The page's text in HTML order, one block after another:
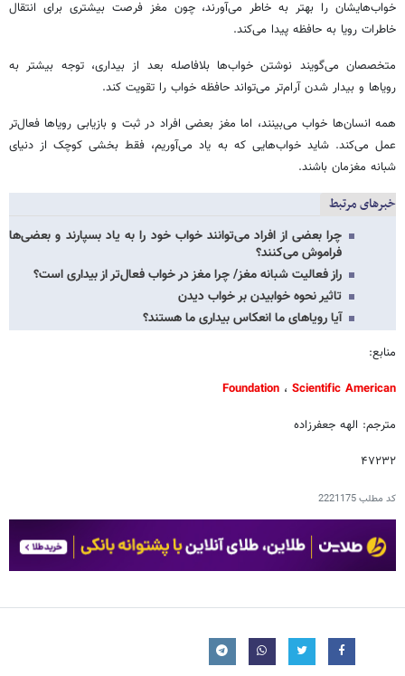
خواب‌هایشان را بهتر به خاطر می‌آورند، چون مغز فرصت بیشتری برای انتقال
خاطرات رویا به حافظه پیدا می‌کند.
متخصصان می‌گویند نوشتن خواب‌ها بلافاصله بعد از بیداری، توجه بیشتر به
رویاها و بیدار شدن آرام‌تر می‌تواند حافظه خواب را تقویت کند.
همه انسان‌ها خواب می‌بینند، اما مغز بعضی افراد در ثبت و بازیابی رویاها فعال‌تر
عمل می‌کند. شاید خواب‌هایی که به یاد می‌آوریم، فقط بخشی کوچک از دنیای
شبانه مغزمان باشند.
خبرهای مرتبط
چرا بعضی از افراد می‌توانند خواب خود را به یاد بسپارند و بعضی‌ها
فراموش می‌کنند؟
راز فعالیت شبانه مغز/ چرا مغز در خواب فعال‌تر از بیداری است؟
تاثیر نحوه خوابیدن بر خواب دیدن
آیا رویاهای ما انعکاس بیداری ما هستند؟
منابع:
Foundation ، Scientific American
مترجم: الهه جعفرزاده
۴۷۲۳۲
کد مطلب2221175